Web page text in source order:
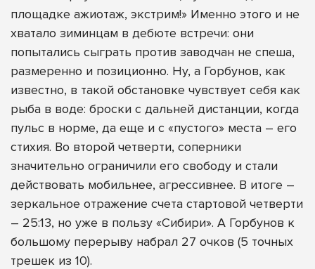
площадке ажиотаж, экстрим!» Именно этого и не
хватало зиминцам в дебюте встречи: они
попытались сыграть против заводчан не спеша,
размеренно и позиционно. Ну, а Горбунов, как
известно, в такой обстановке чувствует себя как
рыба в воде: броски с дальней дистанции, когда
пульс в норме, да еще и с «пустого» места – его
стихия. Во второй четверти, соперники
значительно ограничили его свободу и стали
действовать мобильнее, агрессивнее. В итоге –
зеркальное отражение счета стартовой четверти
– 25:13, но уже в пользу «Сибири». А Горбунов к
большому перерыву набрал 27 очков (5 точных
трешек из 10).